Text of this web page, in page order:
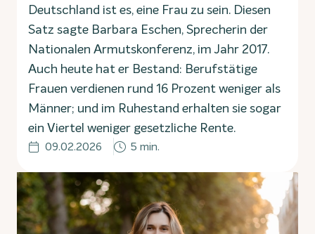
Deutschland ist es, eine Frau zu sein. Diesen
Satz sagte Barbara Eschen, Sprecherin der
Nationalen Armutskonferenz, im Jahr 2017.
Auch heute hat er Bestand: Berufstätige
Frauen verdienen rund 16 Prozent weniger als
Männer; und im Ruhestand erhalten sie sogar
ein Viertel weniger gesetzliche Rente.
09.02.2026 5 min.